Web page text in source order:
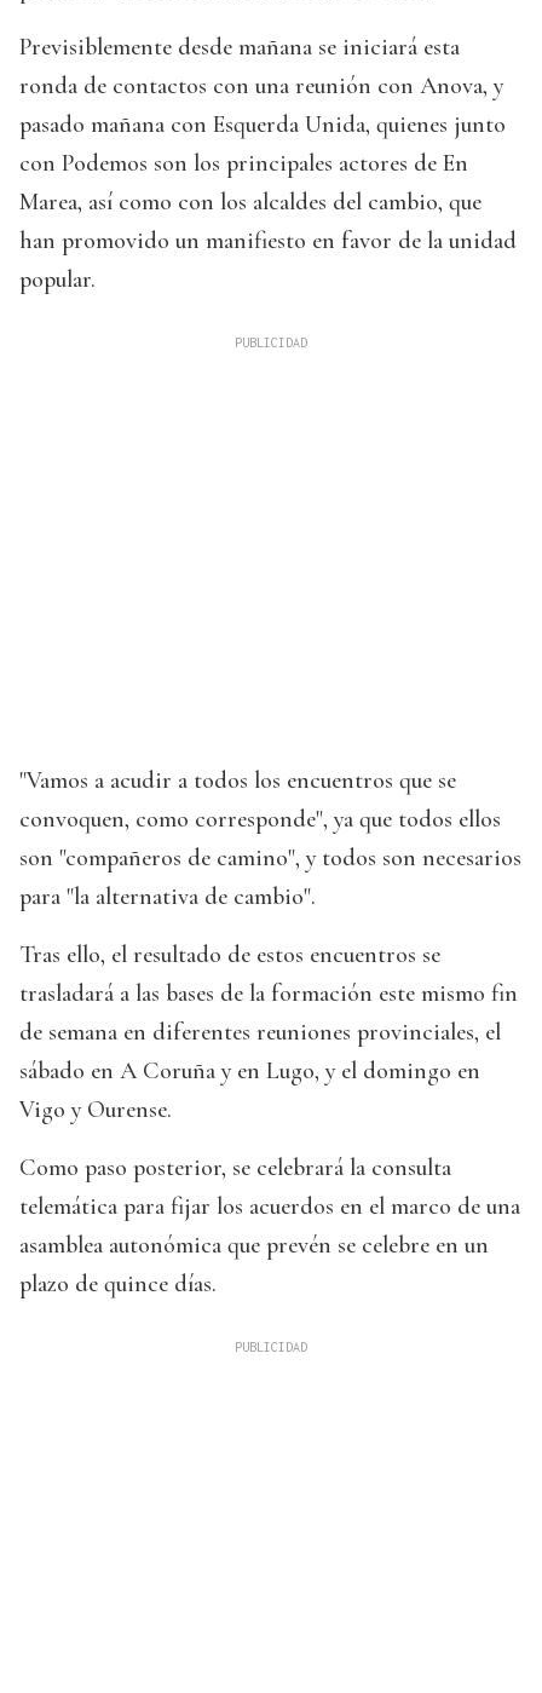
Previsiblemente desde mañana se iniciará esta
ronda de contactos con una reunión con Anova, y
pasado mañana con Esquerda Unida, quienes junto
con Podemos son los principales actores de En
Marea, así como con los alcaldes del cambio, que
han promovido un manifiesto en favor de la unidad
popular.
"Vamos a acudir a todos los encuentros que se
convoquen, como corresponde", ya que todos ellos
son "compañeros de camino", y todos son necesarios
para "la alternativa de cambio".
Tras ello, el resultado de estos encuentros se
trasladará a las bases de la formación este mismo fin
de semana en diferentes reuniones provinciales, el
sábado en A Coruña y en Lugo, y el domingo en
Vigo y Ourense.
Como paso posterior, se celebrará la consulta
telemática para fijar los acuerdos en el marco de una
asamblea autonómica que prevén se celebre en un
plazo de quince días.